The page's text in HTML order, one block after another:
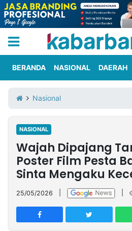
Iklan
Berita
Kami
Nasional
International
Olahraga
Entertainment
Daerah
Pariwisata
Kuliner
Kolom
Network
PT
TREETAN
BERANDA NASIONAL DAERAH
Nasional
NASIONAL
Wajah Dipajang
Poster Film Pesta
Sinta Mengaku
25/05/2026